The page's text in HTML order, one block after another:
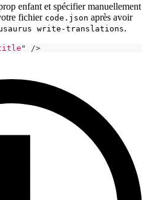
enfant et spécifier manuellement
fichier code.json après avoir
write-translations.
" />